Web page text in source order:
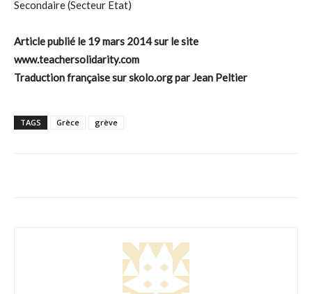
Secondaire (Secteur Etat)
Article publié le 19 mars 2014 sur le site
www.teachersolidarity.com
Traduction française sur skolo.org par Jean Peltier
TAGS Grèce grève